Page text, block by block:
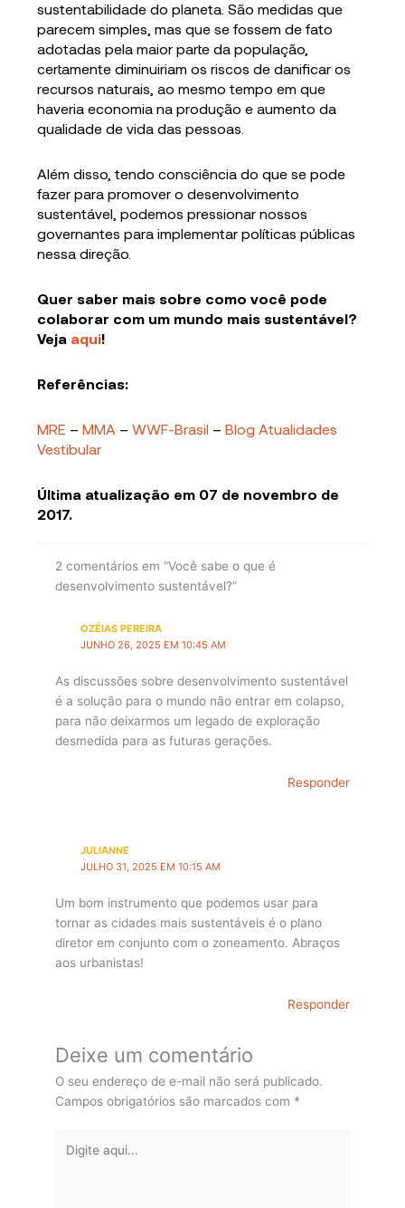
sustentabilidade do planeta. São medidas que
parecem simples, mas que se fossem de fato
adotadas pela maior parte da população,
certamente diminuiriam os riscos de danificar os
recursos naturais, ao mesmo tempo em que
haveria economia na produção e aumento da
qualidade de vida das pessoas.
Além disso, tendo consciência do que se pode
fazer para promover o desenvolvimento
sustentável, podemos pressionar nossos
governantes para implementar políticas públicas
nessa direção.
Quer saber mais sobre como você pode
colaborar com um mundo mais sustentável?
Veja aqui!
Referências:
MRE –MMA –WWF-Brasil –Blog Atualidades
Vestibular
Última atualização em 07 de novembro de
2017.
2 comentários em “Você sabe o que é
desenvolvimento sustentável?”
OZÉIAS PEREIRA
JUNHO 26, 2025 EM 10:45 AM
As discussões sobre desenvolvimento sustentável
é a solução para o mundo não entrar em colapso,
para não deixarmos um legado de exploração
desmedida para as futuras gerações.
Responder
JULIANNE
JULHO 31, 2025 EM 10:15 AM
Um bom instrumento que podemos usar para
tornar as cidades mais sustentáveis é o plano
diretor em conjunto com o zoneamento. Abraços
aos urbanistas!
Responder
Deixe um comentário
O seu endereço de e-mail não será publicado.
Campos obrigatórios são marcados com *
aqui...